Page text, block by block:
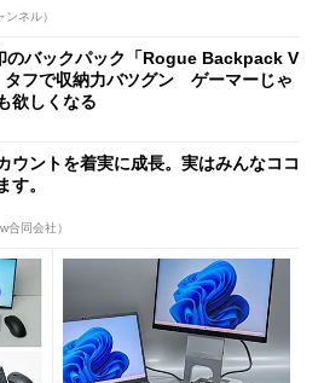
ネル）
のバックパック「Rogue Backpack V
タフで収納力バツグン ゲーマーじゃ
欲しくなる
ウントを着実に成長。実はみんなココ
す。
合同会社）